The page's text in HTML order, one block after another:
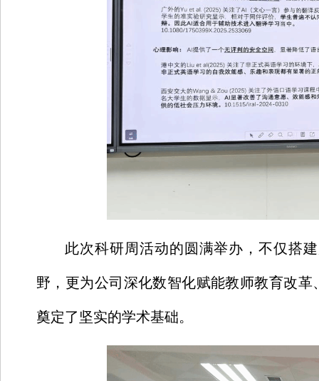
此次科研周活动的圆满举办，不仅搭
野，更为公司深化数智化赋能教师教育改
奠定了坚实的学术基础。